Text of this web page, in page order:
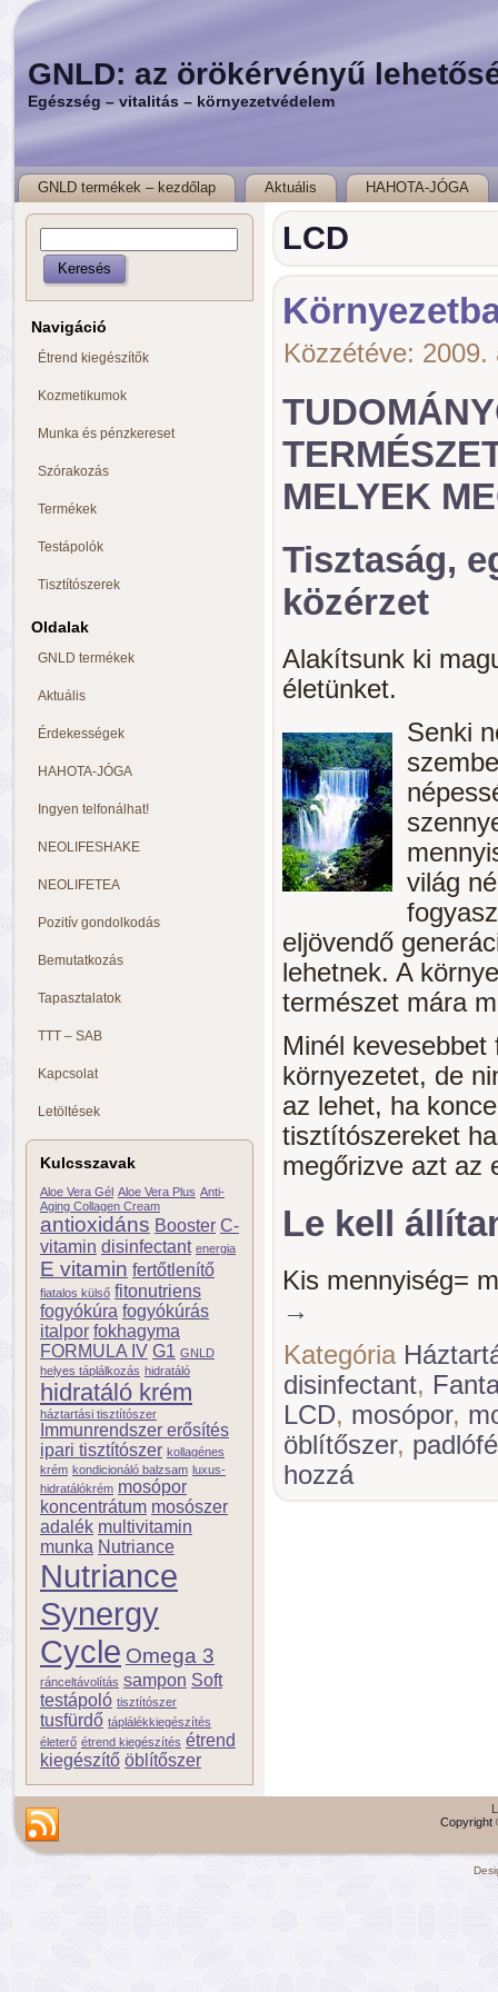
GNLD: az örökérvényű
Egészség – vitalitás – környezetvédelem
GNLD termékek – kezdőlap Aktuális HAHOTA-JÓGA
Navigáció
Étrend kiegészítők
Kozmetikumok
Munka és pénzkereset
Szórakozás
Termékek
Testápolók
Tisztítószerek
Oldalak
GNLD termékek
Aktuális
Érdekességek
HAHOTA-JÓGA
Ingyen telfonálhat!
NEOLIFESHAKE
NEOLIFETEA
Pozitív gondolkodás
Bemutatkozás
Tapasztalatok
TTT – SAB
Kapcsolat
Letöltések
Kulcsszavak
Aloe Vera Gél Aloe Vera Plus Anti-
Aging Collagen Cream
antioxidáns Booster C-
vitamin disinfectant energia
E vitamin fertőtlenítő
fiatalos külső fitonutriens
fogyókúra fogyókúrás
italpor fokhagyma
FORMULA IV G1 GNLD
helyes táplálkozás hidratáló
hidratáló krém
háztartási tisztítószer
Immunrendszer erősítés
ipari tisztítószer kollagénes
krém kondicionáló balzsam luxus-
hidratálókrém mosópor
koncentrátum mosószer
adalék multivitamin
munka Nutriance
Nutriance
Synergy
Cycle Omega 3
ránceltávolítás sampon Soft
testápoló tisztítószer
tusfürdő táplálékkiegészítés
életerő étrend kiegészítés étrend
kiegészítő öblítőszer
LCD
Közzétéve: 2009.
MELYEK
Tisztaság,
közérzet
Alakítsunk ki
életünket.
Senki
világ
eljövendő
lehetnek. A
természet mára
Minél
környezetet, de
az lehet, ha
tisztítószereket
megőrizve azt az
Le kell
Kis mennyiség=
→
Kategória
disinfectant,
LCD, mosópor,
öblítőszer,
hozzá
Copyright